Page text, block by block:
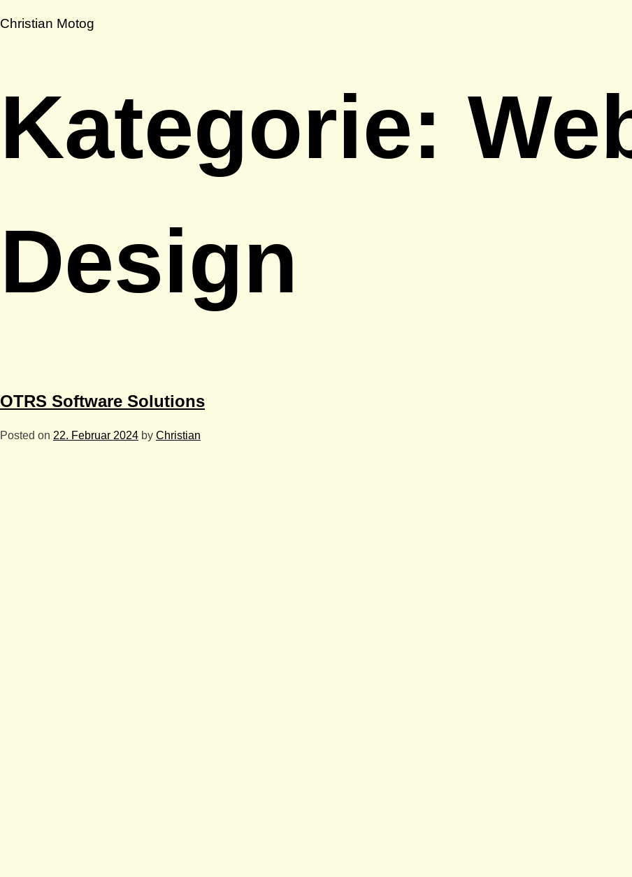
Christian Motog
Kategorie:
Design
OTRS Software Solutions
Posted on 22. Februar 2024 by Christian